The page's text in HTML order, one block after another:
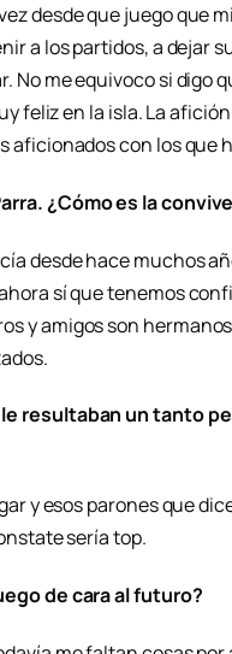
desde que juego que
a los partidos, a dejar
No me equivoco si digo
feliz en la isla. La
aficionados con los que
¿Cómo es la
desde hace muchos
sí que tenemos
y amigos son
resultaban un tanto
y esos parones que
sería top.
de cara al futuro?